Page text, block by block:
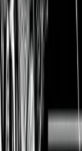
sehr gut zu